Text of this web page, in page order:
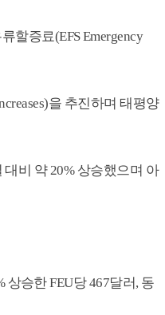
할증료(EFS Emergency
을 추진하며 태평양
비 약 20% 상승했으며 아
상승한 FEU당 467달러, 동